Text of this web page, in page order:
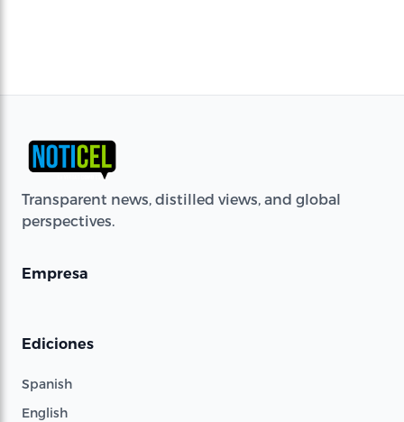
Transparent news, distilled views, and global
perspectives.
Empresa
Ediciones
Spanish
English